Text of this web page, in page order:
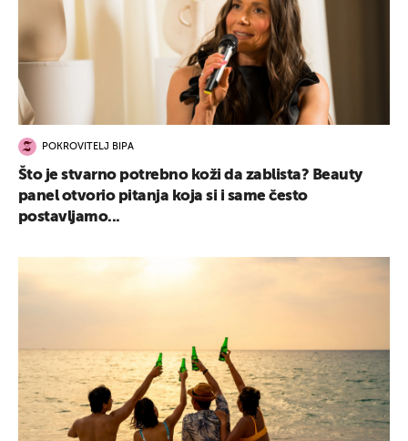
POKROVITELJ BIPA
Što je stvarno potrebno koži da zablista? Beauty
panel otvorio pitanja koja si i same često
postavljamo...